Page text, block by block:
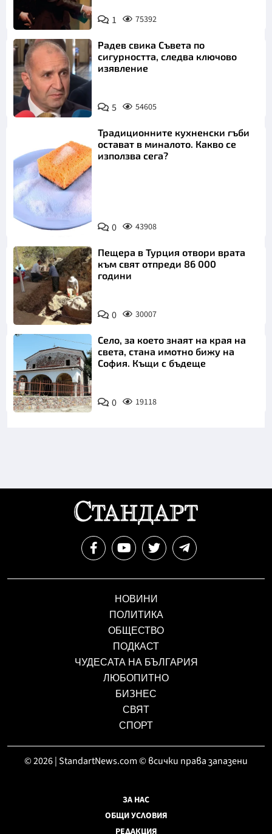
1 75392
Радев свика Съвета по
сигурността, следва ключово
изявление
5 54605
Снимка:
Пиксабей
Традиционните кухненски гъби
остават в миналото. Какво се
използва сега?
0 43908
Пещера в Турция отвори врата
към свят отпреди 86 000
години
0 30007
Село, за което знаят на края на
света, стана имотно бижу на
София. Къщи с бъдеще
0 19118
НОВИНИ
ПОЛИТИКА
ОБЩЕСТВО
ПОДКАСТ
ЧУДЕСАТА НА БЪЛГАРИЯ
ЛЮБОПИТНО
БИЗНЕС
СВЯТ
СПОРТ
© 2026 | StandartNews.com © всички права запазени
ЗА НАС
ОБЩИ УСЛОВИЯ